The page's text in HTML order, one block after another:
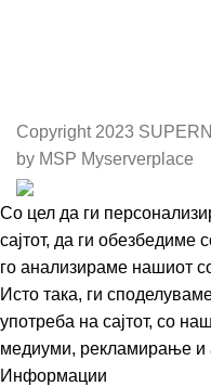
Copyright 2023
by MSP Myserverplace
Со цел да ги
сајтот, да ги обезбедиме
го анализираме нашиот
Исто така, ги
употреба на сајтот, со
медиуми, рекламирање и
Информации